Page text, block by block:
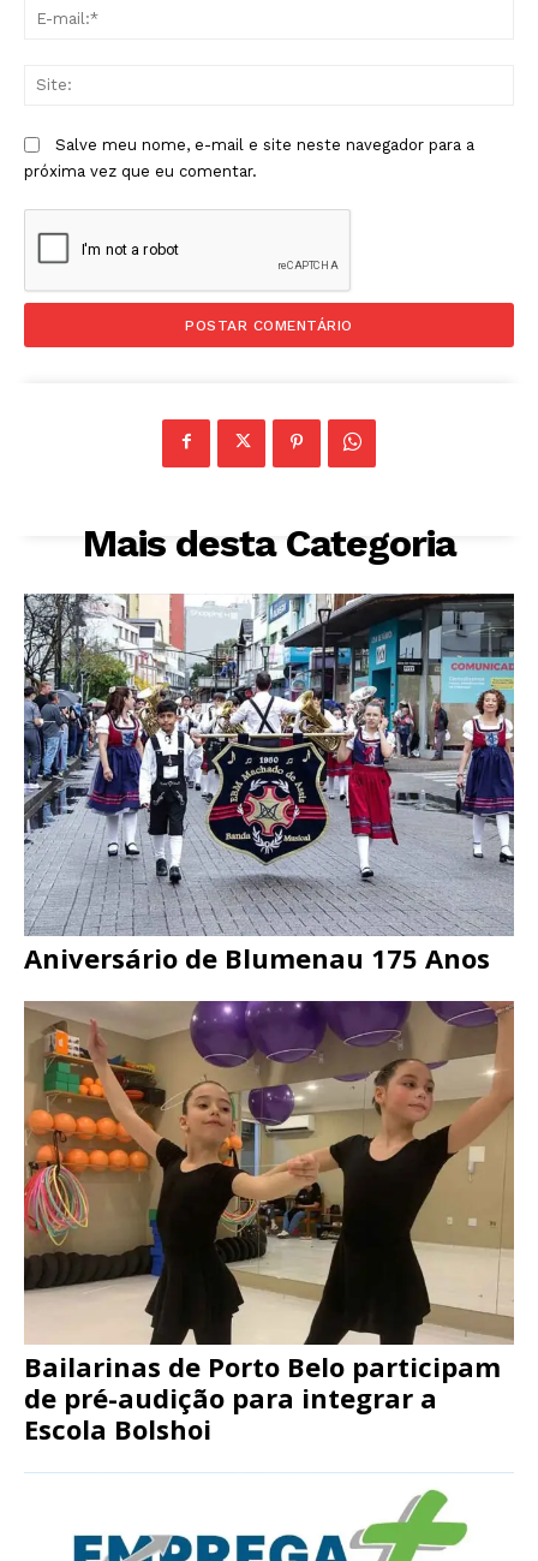
Salve meu nome, e-mail e site neste navegador para a
próxima vez que eu comentar.
Mais desta Categoria
Aniversário de Blumenau 175 Anos
Bailarinas de Porto Belo participam
de pré-audição para integrar a
Escola Bolshoi